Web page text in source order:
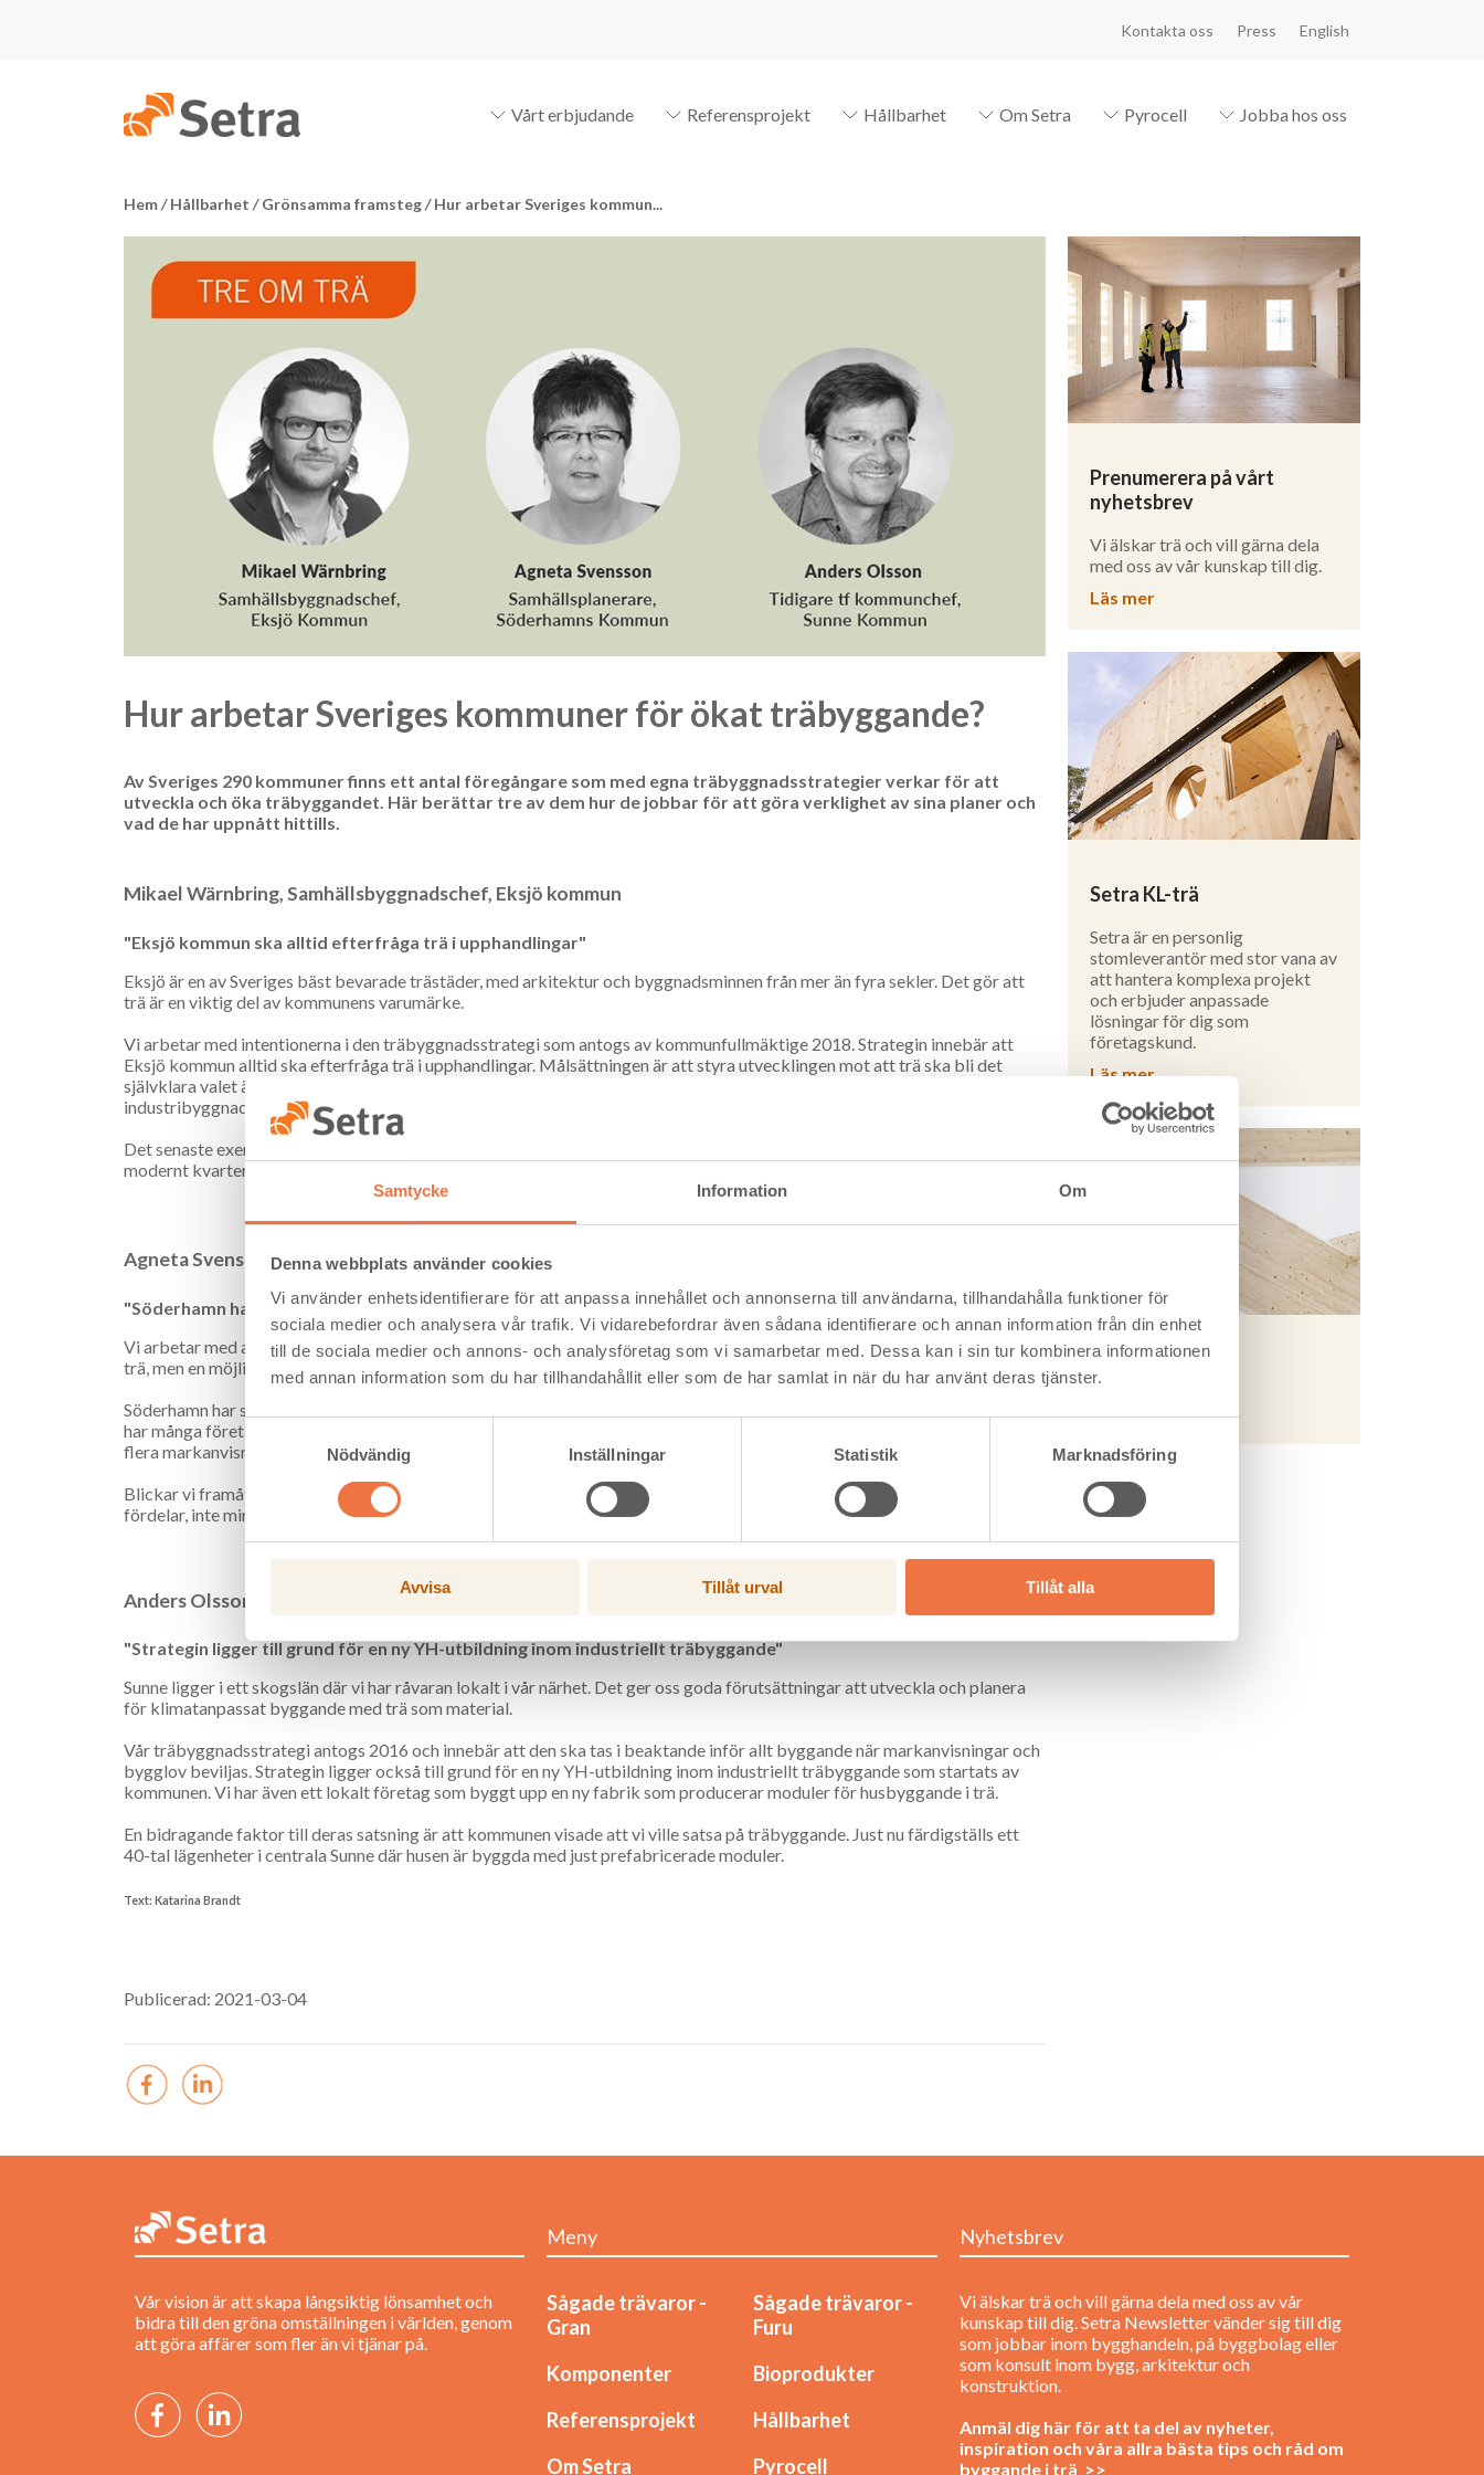
Samtycke Information Om
Denna webbplats använder cookies
Vi använder enhetsidentifierare för att anpassa innehållet och annonserna till användarna, tillhandahålla funktioner för
sociala medier och analysera vår trafik. Vi vidarebefordrar även sådana identifierare och annan information från din enhet
till de sociala medier och annons- och analysföretag som vi samarbetar med. Dessa kan i sin tur kombinera informationen
med annan information som du har tillhandahållit eller som de har samlat in när du har använt deras tjänster.
Nödvändig
Inställningar Statistik Marknadsföring
Avvisa Tillåt urval Tillåt alla
Kontakta oss Press English
Vårt erbjudande Referensprojekt Hållbarhet Om Setra Pyrocell Jobba hos oss
Hem/ Hållbarhet / Grönsamma framsteg/ Hur arbetar Sveriges kommun...
Hur arbetar Sveriges kommuner för ökat träbyggande?
Av Sveriges 290 kommuner finns ett antal föregångare som med egna träbyggnadsstrategier verkar för att
utveckla och öka träbyggandet. Här berättar tre av dem hur de jobbar för att göra verklighet av sina planer och
vad de har uppnått hittills.
Mikael Wärnbring, Samhällsbyggnadschef, Eksjö kommun
"Eksjö kommun ska alltid efterfråga trä i upphandlingar"
Eksjö är en av Sveriges bäst bevarade trästäder, med arkitektur och byggnadsminnen från mer än fyra sekler. Det gör att
trä är en viktig del av kommunens varumärke.
Vi arbetar med intentionerna i den träbyggnadsstrategi som antogs av kommunfullmäktige 2018. Strategin innebär att
Eksjö kommun alltid ska efterfråga trä i upphandlingar. Målsättningen är att styra utvecklingen mot att trä ska bli det
självklara valet även i byggnader för andra ändamål än bostäder, som till exempel idrottshallar, skolor och
industribyggnader.
Det senaste exemplet på träbyggande i kommunen är det nybyggda kvarteret Ciselören i Eksjös gamla stad. Det är ett
modernt kvarter som samtidigt smälter in på ett naturligt sätt i den gamla träbebyggelsen.
Agneta Svensson, Samhällsplanerare, Söderhamns kommun
"Söderhamn har starka band till materialet trä och en lång tradition av träbyggande"
Vi arbetar med att realisera vår Träbyggnadsstrategi från 2018 i alla planeringsprocesser. Det är inte ett krav att bygga i
trä, men en möjlighet som ska prövas i samtliga nya byggoch anläggningsprojekt inom kommunen.
Söderhamn har starka band till materialet trä och en lång tradition av träbyggande. Vi är en kommun med mycket skog och
har många företag som är verksamma inom skogs- och tränäringen. I dagsläget sitter vi i ett exploateringsläge och har
flera markanvisningsavtal på gång.
Blickar vi framåt i tiden är jag övertygad om att vi kommer att ha flera nybyggda fastigheter i trä. Materialet har flera
fördelar, inte minst de miljömässiga, men vi människor mår även bra av att omge oss med trä.
Anders Olsson, tidigare tf kommunchef, Sunne kommun
"Strategin ligger till grund för en ny YH-utbildning inom industriellt träbyggande"
Sunne ligger i ett skogslän där vi har råvaran lokalt i vår närhet. Det ger oss goda förutsättningar att utveckla och planera
för klimatanpassat byggande med trä som material.
Vår träbyggnadsstrategi antogs 2016 och innebär att den ska tas i beaktande inför allt byggande när markanvisningar och
bygglov beviljas. Strategin ligger också till grund för en ny YH-utbildning inom industriellt träbyggande som startats av
kommunen. Vi har även ett lokalt företag som byggt upp en ny fabrik som producerar moduler för husbyggande i trä.
En bidragande faktor till deras satsning är att kommunen visade att vi ville satsa på träbyggande. Just nu färdigställs ett
40-tal lägenheter i centrala Sunne där husen är byggda med just prefabricerade moduler.
Text: Katarina Brandt
Publicerad: 2021-03-04
Prenumerera på vårt
nyhetsbrev
Vi älskar trä och vill gärna dela
med oss av vår kunskap till dig.
Läs mer
Setra KL-trä
Setra är en personlig
stomleverantör med stor vana av
att hantera komplexa projekt
och erbjuder anpassade
lösningar för dig som
företagskund.
Läs mer
Setra limträ
Läs mer
Vår vision är att skapa långsiktig lönsamhet och
bidra till den gröna omställningen i världen, genom
att göra affärer som fler än vi tjänar på.
Meny
Sågade trävaror -
Gran
Sågade trävaror -
Furu
Komponenter
Bioprodukter
Referensprojekt
Hållbarhet
Om Setra
Pyrocell
Nyhetsbrev
Vi älskar trä och vill gärna dela med oss av vår
kunskap till dig. Setra Newsletter vänder sig till dig
som jobbar inom bygghandeln, på byggbolag eller
som konsult inom bygg, arkitektur och
konstruktion.
Anmäl dig här för att ta del av nyheter,
inspiration och våra allra bästa tips och råd om
byggande i trä >>